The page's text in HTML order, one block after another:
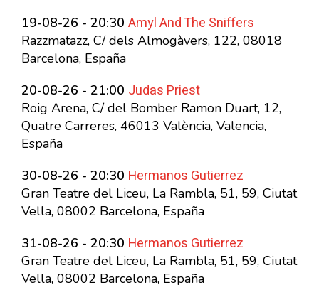
19-08-26 - 20:30 Amyl And The Sniffers
Razzmatazz, C/ dels Almogàvers, 122, 08018
Barcelona, España
20-08-26 - 21:00 Judas Priest
Roig Arena, C/ del Bomber Ramon Duart, 12,
Quatre Carreres, 46013 València, Valencia,
España
30-08-26 - 20:30 Hermanos Gutierrez
Gran Teatre del Liceu, La Rambla, 51, 59, Ciutat
Vella, 08002 Barcelona, España
31-08-26 - 20:30 Hermanos Gutierrez
Gran Teatre del Liceu, La Rambla, 51, 59, Ciutat
Vella, 08002 Barcelona, España